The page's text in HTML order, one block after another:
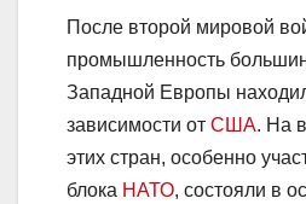
После второй мировой
промышленность
Западной Европы
зависимости от США. На
этих стран, особенно
блока НАТО, состояли в